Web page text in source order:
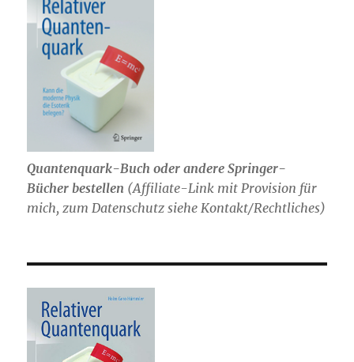
Quantenquark-Buch oder andere Springer-
Bücher bestellen (Affiliate-Link mit Provision für
mich, zum Datenschutz siehe Kontakt/Rechtliches)